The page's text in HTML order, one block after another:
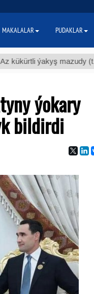
ýakyş mazudy (t.) $300
ýokary
bildirdi
MAKALALAR PUDAKLAR